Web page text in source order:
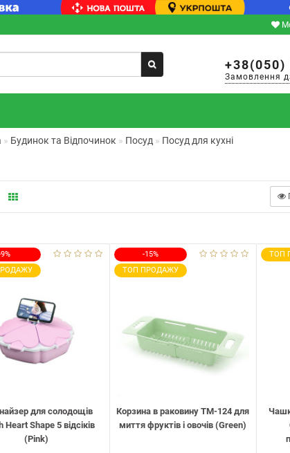
+38(050)
Замовлення
Будинок та Відпочинок Посуд Посуд для кухні
для солодощів
Heart Shape 5 відсіків
(Pink)
-15%
ТОП ПРОДАЖУ
Корзина в раковину TM-124 для
миття фруктів і овочів (Green)
ТОП